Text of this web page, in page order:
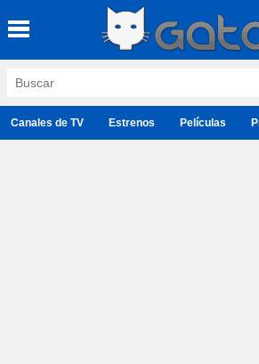
Canales de TV Estrenos Películas